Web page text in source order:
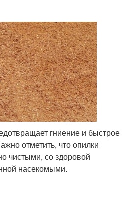
гниение и быстрое
отметить, что опилки
чистыми, со здоровой
насекомыми.